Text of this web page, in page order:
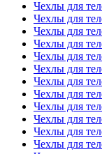
Чехлы для
Чехлы для
Чехлы для
Чехлы для
Чехлы для
Чехлы для
Чехлы для
Чехлы для
Чехлы для
Чехлы для
Чехлы для
Чехлы для